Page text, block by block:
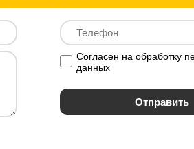
Согласен на обработку
данных